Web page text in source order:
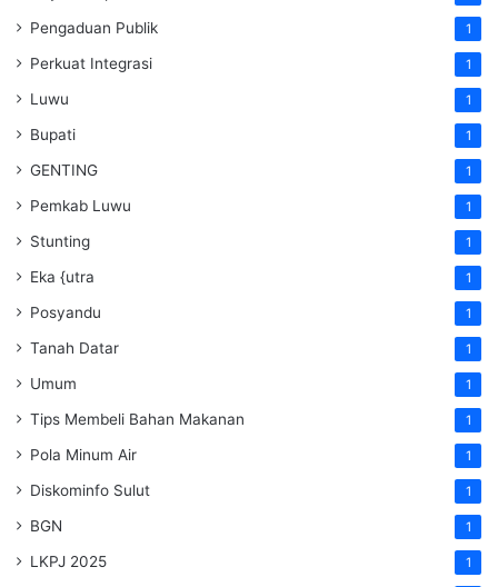
Pengaduan Publik 1
Perkuat Integrasi 1
Luwu 1
Bupati 1
GENTING 1
Pemkab Luwu 1
Stunting 1
Eka {utra 1
Posyandu 1
Tanah Datar 1
Umum 1
Tips Membeli Bahan Makanan 1
Pola Minum Air 1
Diskominfo Sulut 1
BGN 1
LKPJ 2025 1